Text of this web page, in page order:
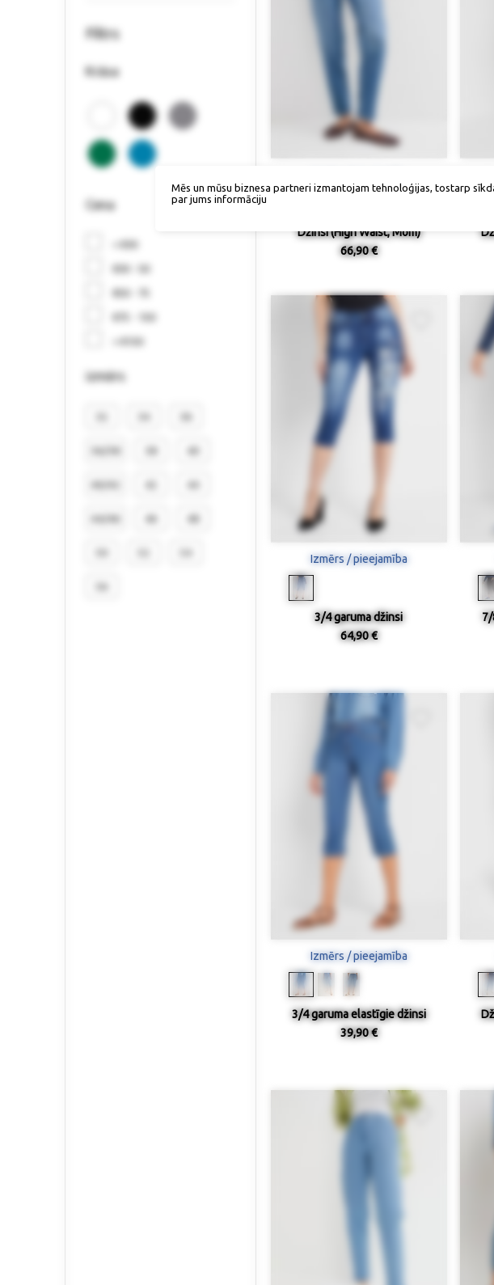
Filtrs
Krāsa
Cena
< €30
€30 - 50
€50 - 75
€75 - 150
> €150
izmērs
Džinsi (High Waist, Mom)
66,90 €
Izmērs / pieejamība
3/4 garuma džinsi
64,90 €
7/
Izmērs / pieejamība
3/4 garuma elastīgie džinsi
39,90 €
Mēs un mūsu biznesa partneri izmantojam tehnoloģijas, tostarp
par jums informāciju